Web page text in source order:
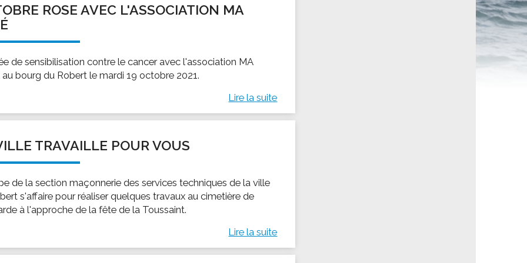
EMPLOI
Le Centre Communal d'Action Social
Antenne Municipale de Développement et de
Epicerie sociale et solidaire "Rayon de Soleil"
locale
et le lycée
de loisirs - ALSH
LE SERVICE CULTURELGuide des activités sportives
ROSE AVEC L'ASSOCIATION MA
de sensibilisation contre le cancer avec l'association MA
bourg du Robert le mardi 19 octobre 2021.
Lire la suite
TRAVAILLE POUR VOUS
de la section maçonnerie des services techniques de la ville
s'affaire pour réaliser quelques travaux au cimetière de
à l'approche de la fête de la Toussaint.
Lire la suite